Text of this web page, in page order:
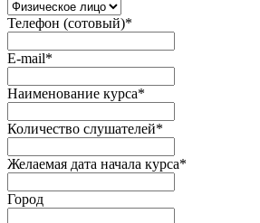
Телефон (сотовый)*
E-mail*
Наименование курса*
Количество слушателей*
Желаемая дата начала курса*
Город